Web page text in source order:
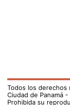
Todos los derechos
Ciudad de Panamá -
Prohibida su